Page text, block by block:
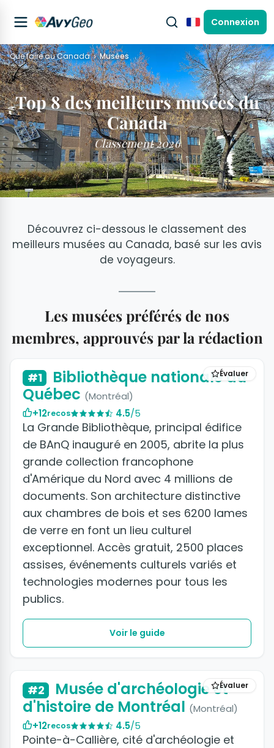
FrançaisConnexion
Que faire au Canada Musées
Top 8 des meilleurs musées du
Canada
Classement 2026
Découvrez ci-dessous le classement des
meilleurs musées au Canada, basé sur les avis
de voyageurs.
Les musées préférés de nos
membres, approuvés par la rédaction
Évaluer
#1
Bibliothèque nationale du
Québec (Montréal)
+12recos 4.5/5
La Grande Bibliothèque, principal édifice
de BAnQ inauguré en 2005, abrite la plus
grande collection francophone
d'Amérique du Nord avec 4 millions de
documents. Son architecture distinctive
aux chambres de bois et ses 6200 lames
de verre en font un lieu culturel
exceptionnel. Accès gratuit, 2500 places
assises, événements culturels variés et
technologies modernes pour tous les
publics.
Voir le guide
Évaluer
#2
Musée d'archéologie et
d'histoire de Montréal (Montréal)
+12recos 4.5/5
Pointe-à-Callière, cité d'archéologie et